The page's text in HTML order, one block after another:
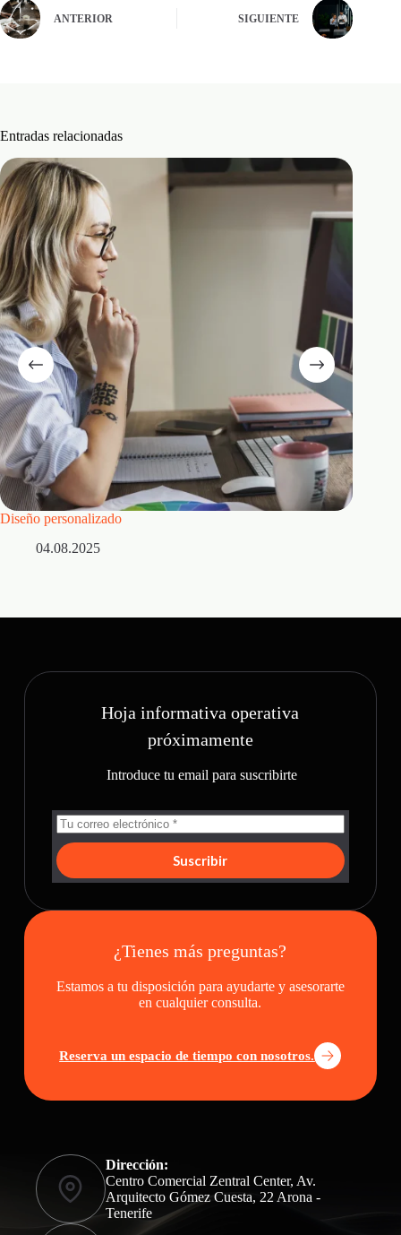
ANTERIOR SIGUIENTE
Entradas relacionadas
Diseño personalizado
04.08.2025
Hoja informativa operativa
próximamente
Introduce tu email para suscribirte
Suscribir
¿Tienes más preguntas?
Estamos a tu disposición para ayudarte y asesorarte
en cualquier consulta.
Reserva un espacio de tiempo con nosotros.
Dirección:
Centro Comercial Zentral Center, Av.
Arquitecto Gómez Cuesta, 22 Arona -
Tenerife